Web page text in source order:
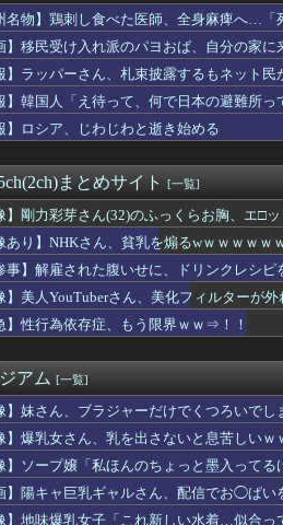
歳の女の子を妊娠させてしまった結果ｗｗ
手がけたピニンファリーナ、日本の鉄道
」の美人が店舗をオープンwww （※画像あ
とsexして無事死亡ｗｗｗｗｗｗｗｗｗｗ
貧乳、ボーイッシュなんやが......
団長さん、激太りすると全てが台無しにな
ジャーだけでくつろいでしまうｗｗｗw
、地元企業の8割が「賛成」と回答
球中継に壮大な縦読みを仕込んでしまう
さん、美化フィルターが外れてぶっコ抜
大誤審の試合後涙ぐみながら謝罪
儲けたわ このままなら仕事辞めれるかも
を消しつつあるのか？ 経験者わずか2割
吹いた画像を貼っていくスレｗｗｗｗ
けるキャラ、74%が一致してしまう・・
べた医師、全身麻痺へ…「死んだほうが
、乳を出さないと息苦しいｗｗｗwｗｗｗ
スタイル良すぎワロタｗｗｗｗｗｗｗｗ
の寄付していた。知人「誰にも知られな
症、もう限界ｗｗ⇒！！
て結局どれなの？
ンツを履いたOLさん、露出してフェロモ
原付、電車、バスの利用を禁止され15年
プの中1JCが彼氏に素顔見せたことがな
名物】鶏刺し食べた医師、全身麻痺へ…「
】移民受け入れ派のパヨおば、自分の家
】ラッパーさん、札束披露するもネット
】韓国人「え待って、何で日本の避難所
】ロシア、じわじわと逝き始める
まとめサイト [一覧]
】剛力彩芽さん(32)のふっくらお胸、エ□
あり】NHKさん、貧乳を煽るwｗｗｗｗｗ
事】解雇された腹いせに、ドリンクレシ
】美人YouTuberさん、美化フィルターが
】性行為依存症、もう限界ｗｗ⇒！！
アム [一覧]
】妹さん、ブラジャーだけでくつろいで
】爆乳女さん、乳を出さないと息苦しい
】ソープ嬢「私ほんのちょっと墨入って
】陽キャ巨乳ギャルさん、配信でお◯ぱ
】地味爆乳女子「これ新しい水着…似合っ